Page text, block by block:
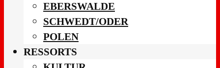
EBERSWALDE
SCHWEDT/ODER
POLEN
RESSORTS